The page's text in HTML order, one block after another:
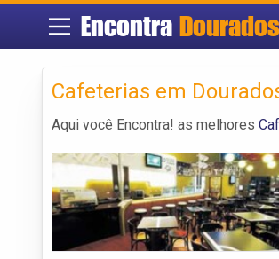
Encontra Dourados
Cafeterias em
Aqui você Encontra! as melhores